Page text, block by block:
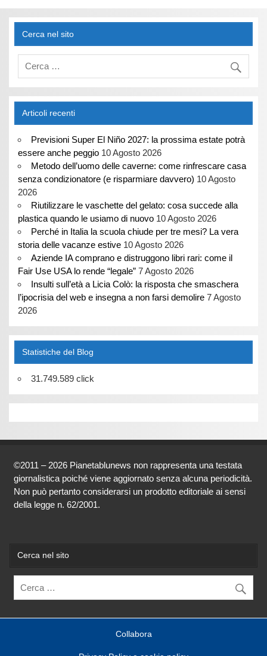
Cerca nel sito
Articoli recenti
Previsioni Super El Niño 2027: la prossima estate potrà
essere anche peggio 10 Agosto 2026
Metodo dell’uomo delle caverne: come rinfrescare casa
senza condizionatore (e risparmiare davvero) 10 Agosto
2026
Riutilizzare le vaschette del gelato: cosa succede alla
plastica quando le usiamo di nuovo 10 Agosto 2026
Perché in Italia la scuola chiude per tre mesi? La vera
storia delle vacanze estive 10 Agosto 2026
Aziende IA comprano e distruggono libri rari: come il
Fair Use USA lo rende “legale” 7 Agosto 2026
Insulti sull’età a Licia Colò: la risposta che smaschera
l’ipocrisia del web e insegna a non farsi demolire 7 Agosto
2026
Statistiche del Blog
31.749.589 click
©2011 – 2026 Pianetablunews non rappresenta una testata
giornalistica poiché viene aggiornato senza alcuna periodicità.
Non può pertanto considerarsi un prodotto editoriale ai sensi
della legge n. 62/2001.
Cerca nel sito
Collabora